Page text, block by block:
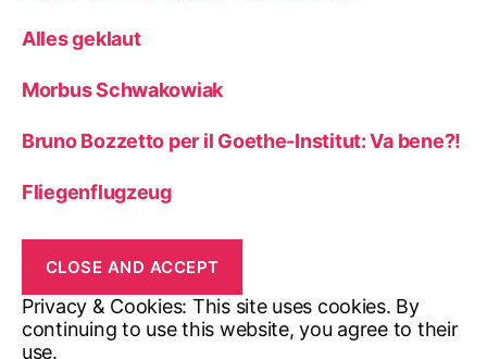
Alles geklaut
Morbus Schwakowiak
Bruno Bozzetto per il Goethe-Institut: Va bene?!
Fliegenflugzeug
Privacy & Cookies: This site uses cookies. By
continuing to use this website, you agree to their
use.